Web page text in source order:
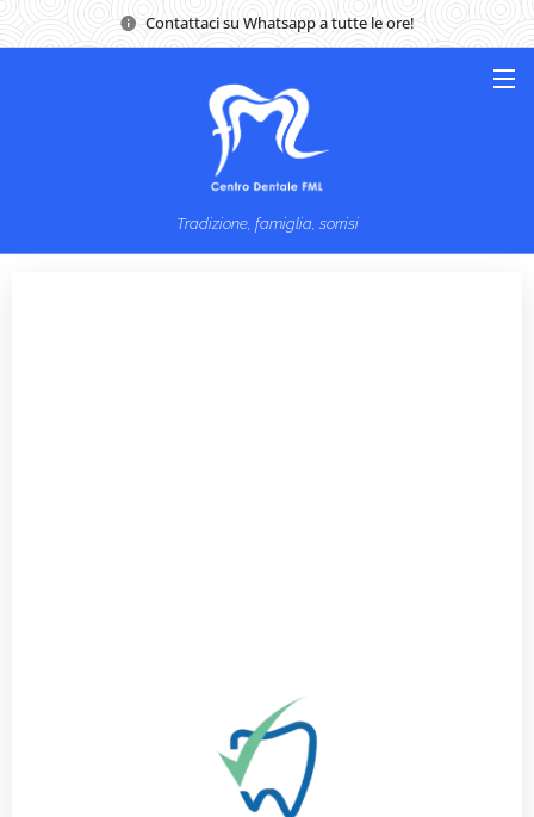
Contattaci su Whatsapp a tutte le ore!
Tradizione, famiglia, sorrisi